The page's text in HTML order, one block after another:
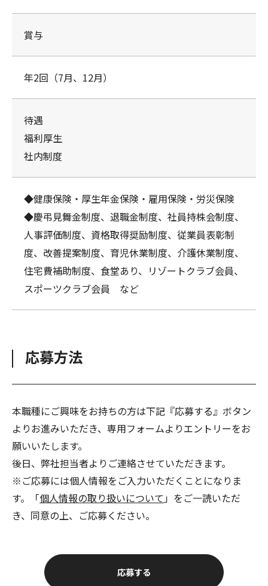
賞与
年2回（7月、12月）
待遇
福利厚生
社内制度
◆健康保険・厚生年金保険・雇用保険・労災保険
◆慶弔見舞金制度、退職金制度、社員持株会制度、
人事評価制度、資格取得奨励制度、従業員表彰制
度、改善提案制度、育児休業制度、介護休業制度、
住宅費補助制度、食堂あり、リゾートクラブ会員、
スポーツクラブ会員 など
応募方法
本職種にご興味をお持ちの方は下記『応募する』ボタン
よりお進みいただき、専用フォームよりエントリーをお
願いいたします。
後日、弊社担当者よりご連絡させていただきます。
※ご応募には個人情報をご入力いただくことになりま
す。「個人情報の取り扱いについて」をご一読いただ
き、同意の上、ご応募ください。
応募する